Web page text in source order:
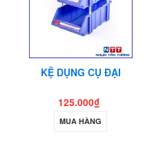
KỆ DỤNG CỤ ĐẠI
125.000₫
MUA HÀNG